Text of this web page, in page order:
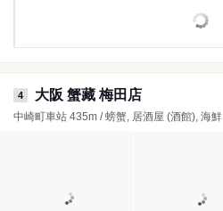
4 大阪 蟹藏 梅田店
中崎町車站 435m / 螃蟹, 居酒屋 (酒館), 海鮮